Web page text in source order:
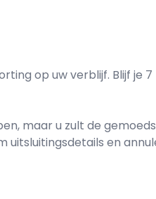
op uw verblijf. Blijf je
maar u zult de
uitsluitingsdetails en